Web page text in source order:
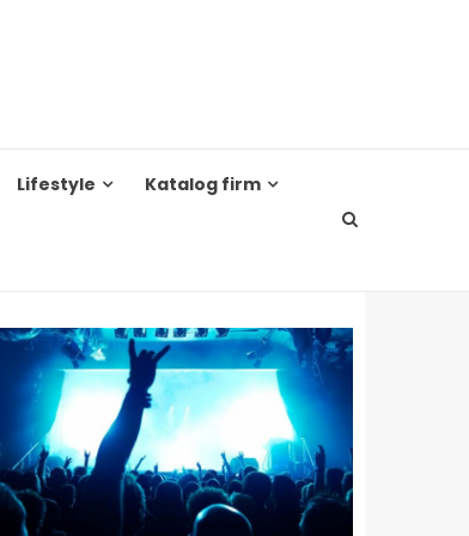
Lifestyle Katalog firm